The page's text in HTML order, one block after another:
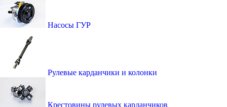
Насосы ГУР
Рулевые карданчики и колонки
Крестовины рулевых карданчиков